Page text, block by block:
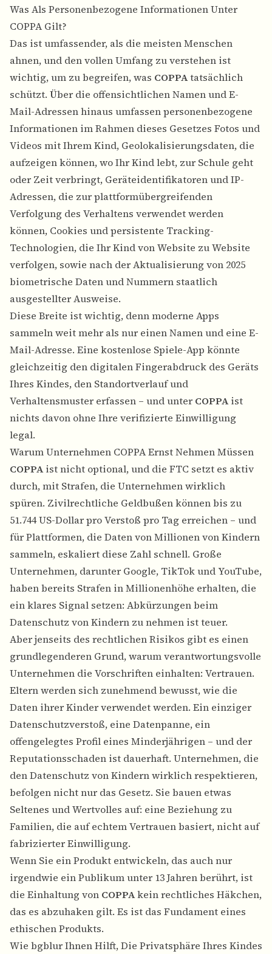
Was Als Personenbezogene Informationen Unter
COPPA Gilt?
Das ist umfassender, als die meisten Menschen
ahnen, und den vollen Umfang zu verstehen ist
wichtig, um zu begreifen, was COPPAtatsächlich
schützt. Über die offensichtlichen Namen und E-
Mail-Adressen hinaus umfassen personenbezogene
Informationen im Rahmen dieses Gesetzes Fotos und
Videos mit Ihrem Kind, Geolokalisierungsdaten, die
aufzeigen können, wo Ihr Kind lebt, zur Schule geht
oder Zeit verbringt, Geräteidentifikatoren und IP-
Adressen, die zur plattformübergreifenden
Verfolgung des Verhaltens verwendet werden
können, Cookies und persistente Tracking-
Technologien, die Ihr Kind von Website zu Website
verfolgen, sowie nach der Aktualisierung von 2025
biometrische Daten und Nummern staatlich
ausgestellter Ausweise.
Diese Breite ist wichtig, denn moderne Apps
sammeln weit mehr als nur einen Namen und eine E-
Mail-Adresse. Eine kostenlose Spiele-App könnte
gleichzeitig den digitalen Fingerabdruck des Geräts
Ihres Kindes, den Standortverlauf und
Verhaltensmuster erfassen – und unter COPPAist
nichts davon ohne Ihre verifizierte Einwilligung
legal.
Warum Unternehmen COPPA Ernst Nehmen Müssen
COPPAist nicht optional, und die FTC setzt es aktiv
durch, mit Strafen, die Unternehmen wirklich
spüren. Zivilrechtliche Geldbußen können bis zu
51.744 US-Dollar pro Verstoß pro Tag erreichen – und
für Plattformen, die Daten von Millionen von Kindern
sammeln, eskaliert diese Zahl schnell. Große
Unternehmen, darunter Google, TikTok und YouTube,
haben bereits Strafen in Millionenhöhe erhalten, die
ein klares Signal setzen: Abkürzungen beim
Datenschutz von Kindern zu nehmen ist teuer.
Aber jenseits des rechtlichen Risikos gibt es einen
grundlegenderen Grund, warum verantwortungsvolle
Unternehmen die Vorschriften einhalten: Vertrauen.
Eltern werden sich zunehmend bewusst, wie die
Daten ihrer Kinder verwendet werden. Ein einziger
Datenschutzverstoß, eine Datenpanne, ein
offengelegtes Profil eines Minderjährigen – und der
Reputationsschaden ist dauerhaft. Unternehmen, die
den Datenschutz von Kindern wirklich respektieren,
befolgen nicht nur das Gesetz. Sie bauen etwas
Seltenes und Wertvolles auf: eine Beziehung zu
Familien, die auf echtem Vertrauen basiert, nicht auf
fabrizierter Einwilligung.
Wenn Sie ein Produkt entwickeln, das auch nur
irgendwie ein Publikum unter 13 Jahren berührt, ist
die Einhaltung von COPPAkein rechtliches Häkchen,
das es abzuhaken gilt. Es ist das Fundament eines
ethischen Produkts.
Wie bgblur Ihnen Hilft, Die Privatsphäre Ihres Kindes